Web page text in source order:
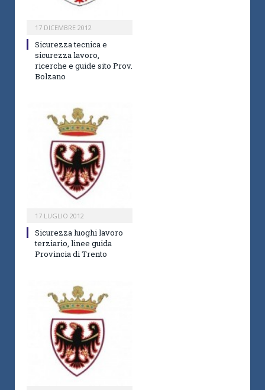
17 DICEMBRE 2012
Sicurezza tecnica e
sicurezza lavoro,
ricerche e guide sito Prov.
Bolzano
17 LUGLIO 2012
Sicurezza luoghi lavoro
terziario, linee guida
Provincia di Trento